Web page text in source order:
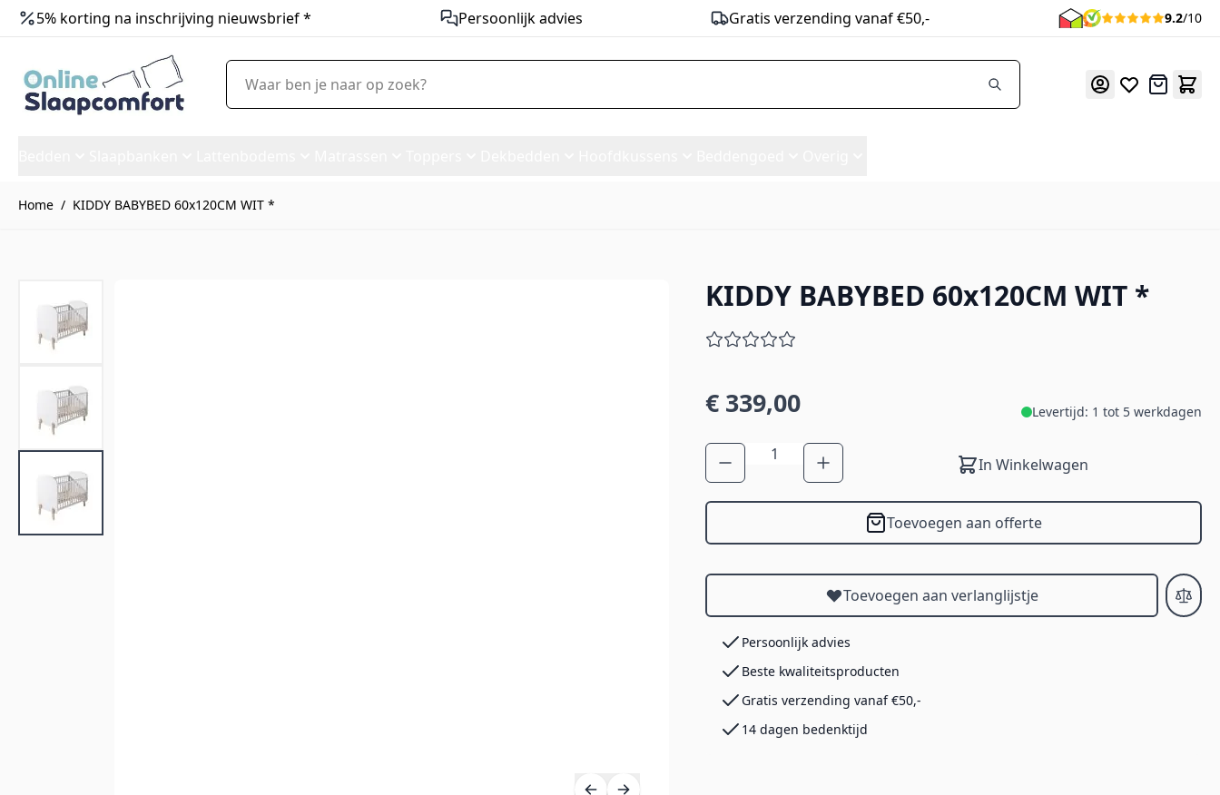
5% korting na inschrijving nieuwsbrief * Persoonlijk advies Gratis verzending vanaf €50,- 9.2/10
Offerte
Waar ben je naar op zoek?
Home / KIDDY BABYBED 60x120CM WIT *
KIDDY BABYBED 60x120CM WIT * KIDDY BABYBED 60x120CM WIT *
€ 339,00 Levertijd: 1 tot 5 werkdagen
Aantal
In Winkelwagen
Toevoegen aan offerte
Toevoegen aan verlanglijstje
Persoonlijk advies
Beste kwaliteitsproducten
Gratis verzending vanaf €50,-
14 dagen bedenktijd